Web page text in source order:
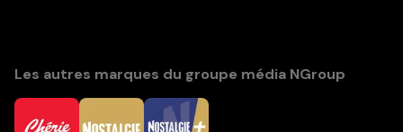
Les autres marques du groupe média NGroup